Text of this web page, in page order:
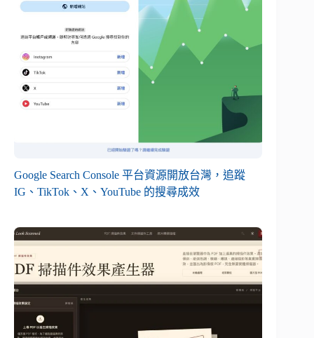
Google Search Console 平台資源開放台灣，追蹤
IG、TikTok、X、YouTube 的搜尋成效